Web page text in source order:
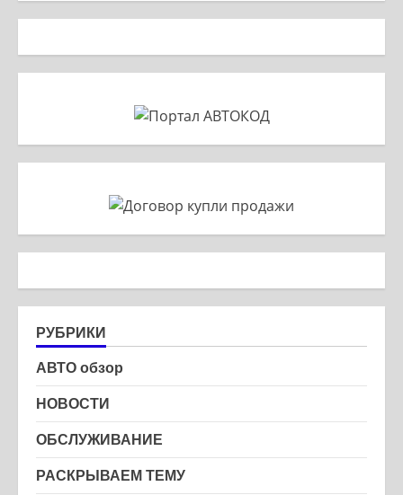
РУБРИКИ
АВТО обзор
НОВОСТИ
ОБСЛУЖИВАНИЕ
РАСКРЫВАЕМ ТЕМУ